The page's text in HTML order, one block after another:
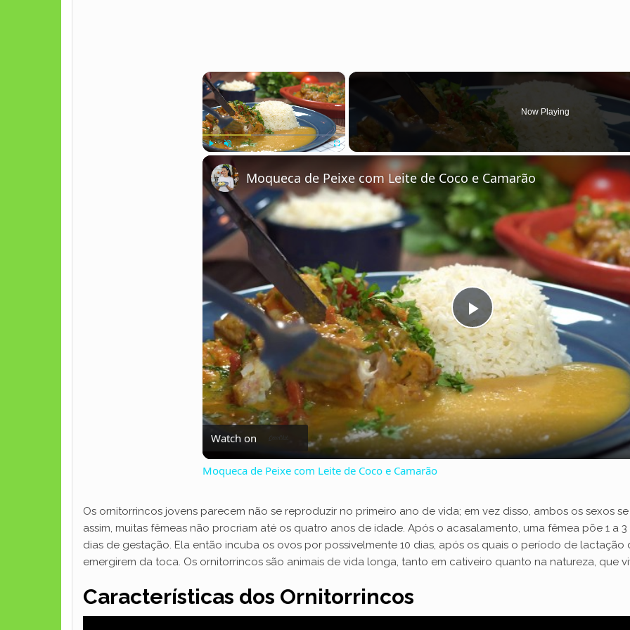
×
Now Playing
P
l
a
y
i
e
Moqueca de Peixe com Leite de Coco e Camarão
Watch on
Moqueca de Peixe com Leite de Coco e Camarão
Os ornitorrincos jovens parecem não se reproduzir no primeiro ano de vida; em vez disso, ambos os sexos
assim, muitas fêmeas não procriam até os quatro anos de idade. Após o acasalamento, uma fêmea põe 1 a
dias de gestação. Ela então incuba os ovos por possivelmente 10 dias, após os quais o período de lactação
emergirem da toca. Os ornitorrincos são animais de vida longa, tanto em cativeiro quanto na natureza, que
Características dos Ornitorrincos